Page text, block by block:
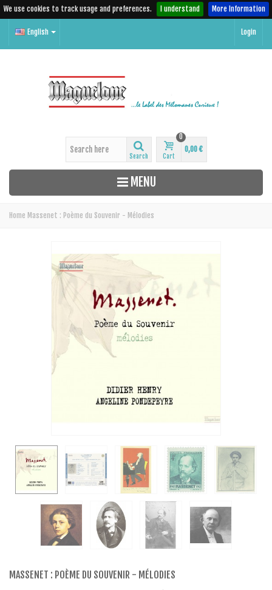
We use cookies to track usage and preferences. I understand More Information
English Login
Search Cart
0
0,00 €
MENU
Home Massenet : Poème du Souvenir - Mélodies
MASSENET : POÈME DU SOUVENIR - MÉLODIES